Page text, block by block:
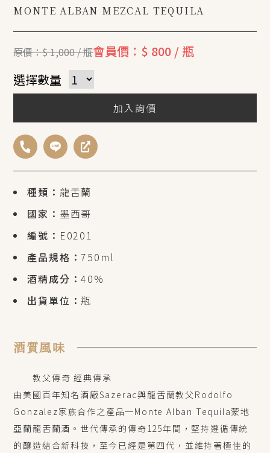
MONTE ALBAN MEZCAL TEQUILA
種類： 龍舌蘭
國家： 墨西哥
編號： E0201
產品規格：750ml
酒精成分：40%
出貨單位：瓶
原價：$ 1,000 / 瓶會員價：$ 800 / 瓶
選擇數量
加入詢價
酒質風味
教父傳奇 經典傳承
由美國百年知名酒廠Sazerac與龍舌蘭教父Rodolfo
Gonzalez家族合作之產品─Monte Alban Tequila蒙地
亞蘭龍舌蘭酒。世代傳承的傳奇125年間，堅持遵循傳統
的釀造結合新科技，至今已經是第四代，並維持著極佳的